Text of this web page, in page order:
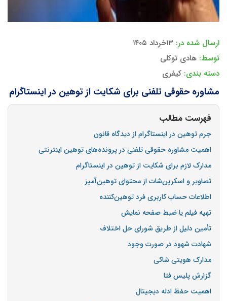
ارسال شده در: ۱۳خرداد ۱۴۰۵
توسط: هادی توکلی
دسته بندی: کیفری
مشاوره حقوقی تلفنی برای شکایت از توهین در اینستاگرام
فهرست مطالب
جرم توهین در اینستاگرام از دیدگاه قانون
اهمیت مشاوره حقوقی تلفنی در پرونده‌های توهین اینترنتی
مدارک لازم برای شکایت از توهین در اینستاگرام
تصاویر و اسکرین‌شات از محتوای توهین‌آمیز
اطلاعات حساب کاربری فرد توهین‌کننده
تهیه فیلم یا ضبط صفحه نمایش
تأمین دلیل از طریق شورای حل اختلاف
شهادت شهود در صورت وجود
مدارک هویتی شاکی
گزارش پلیس فتا
اهمیت حفظ ادله دیجیتال